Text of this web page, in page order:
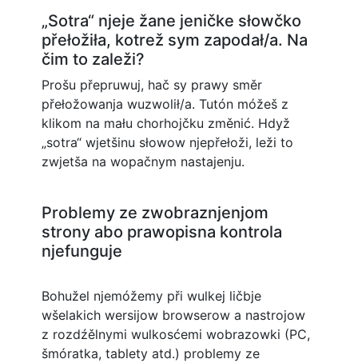
„Sotra“ njeje žane jeničke słowčko
přełožiła, kotrež sym zapodał/a. Na
čim to zaleži?
Prošu přepruwuj, hač sy prawy směr
přełožowanja wuzwolił/a. Tutón móžeš z
klikom na mału chorhojčku změnić. Hdyž
„sotra“ wjetšinu słowow njepřełoži, leži to
zwjetša na wopačnym nastajenju.
Problemy ze zwobraznjenjom
strony abo prawopisna kontrola
njefunguje
Bohužel njemóžemy při wulkej ličbje
wšelakich wersijow browserow a nastrojow
z rozdźělnymi wulkosćemi wobrazowki (PC,
šmóratka, tablety atd.) problemy ze